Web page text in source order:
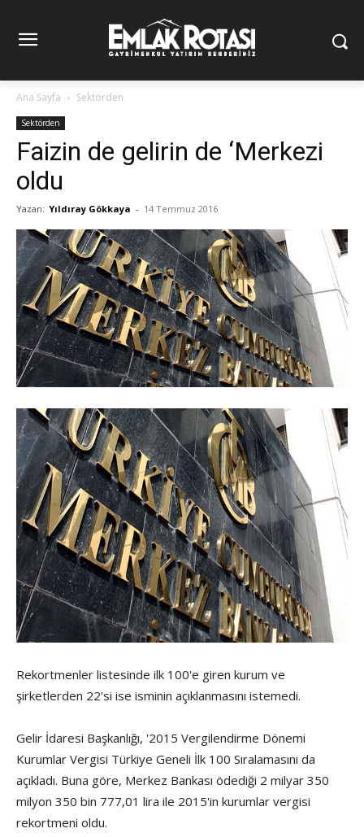
Ana Sayfa Sektörden
Sektörden
Faizin de gelirin de ‘Merkezi
oldu
Yazan: Yıldıray Gökkaya - 14 Temmuz 2016
Rekortmenler listesinde ilk 100'e giren kurum ve
şirketlerden 22'si ise isminin açıklanmasını istemedi.
Gelir İdaresi Başkanlığı, '2015 Vergilendirme Dönemi
Kurumlar Vergisi Türkiye Geneli İlk 100 Sıralamasını da
açıkladı. Buna göre, Merkez Bankası ödediği 2 milyar 350
milyon 350 bin 777,01 lira ile 2015'in kurumlar vergisi
rekortmeni oldu.